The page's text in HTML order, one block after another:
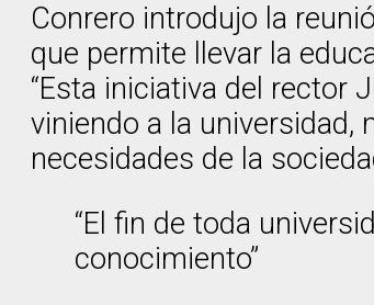
Conrero introdujo la
que permite llevar la
“Esta iniciativa del rector
viniendo a la universidad,
necesidades de la
“El fin de toda
conocimiento”